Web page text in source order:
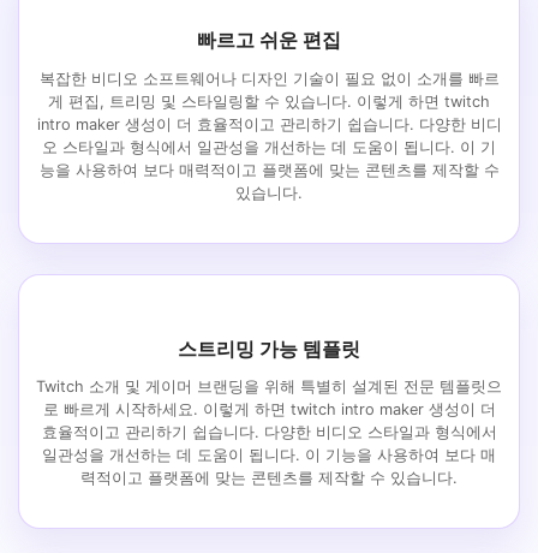
빠르고 쉬운 편집
복잡한 비디오 소프트웨어나 디자인 기술이 필요 없이 소개를 빠르
게 편집, 트리밍 및 스타일링할 수 있습니다. 이렇게 하면 twitch
intro maker 생성이 더 효율적이고 관리하기 쉽습니다. 다양한 비디
오 스타일과 형식에서 일관성을 개선하는 데 도움이 됩니다. 이 기
능을 사용하여 보다 매력적이고 플랫폼에 맞는 콘텐츠를 제작할 수
있습니다.
스트리밍 가능 템플릿
Twitch 소개 및 게이머 브랜딩을 위해 특별히 설계된 전문 템플릿으
로 빠르게 시작하세요. 이렇게 하면 twitch intro maker 생성이 더
효율적이고 관리하기 쉽습니다. 다양한 비디오 스타일과 형식에서
일관성을 개선하는 데 도움이 됩니다. 이 기능을 사용하여 보다 매
력적이고 플랫폼에 맞는 콘텐츠를 제작할 수 있습니다.